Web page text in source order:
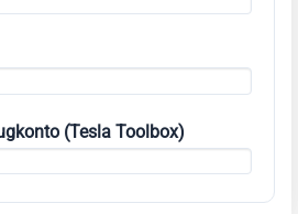
(Tesla Toolbox)